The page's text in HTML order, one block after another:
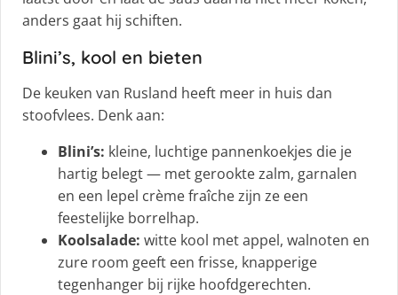
anders gaat hij schiften.
Blini’s, kool en bieten
De keuken van Rusland heeft meer in huis dan
stoofvlees. Denk aan:
Blini’s: kleine, luchtige pannenkoekjes die je
hartig belegt — met gerookte zalm, garnalen
en een lepel crème fraîche zijn ze een
feestelijke borrelhap.
Koolsalade: witte kool met appel, walnoten en
zure room geeft een frisse, knapperige
tegenhanger bij rijke hoofdgerechten.